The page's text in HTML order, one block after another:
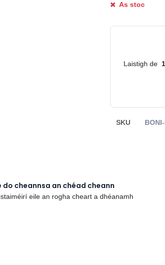
As stoc
Laistigh de
SKU
cheannsa an chéad cheann
eile an rogha cheart a dhéanamh